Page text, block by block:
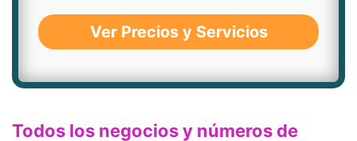
Ver Precios y Servicios
Todos los negocios y números de